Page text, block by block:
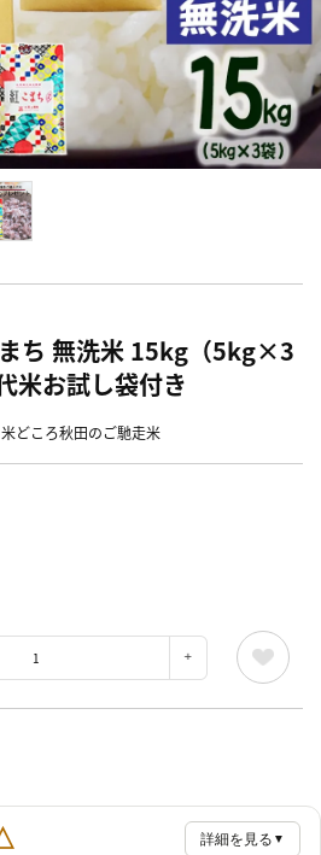
ち 無洗米 15kg（5kg×3
米お試し袋付き
どころ秋田のご馳走米
詳細を見る ▼